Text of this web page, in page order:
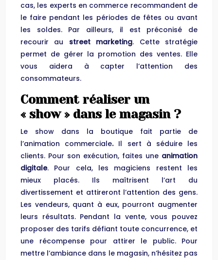
cas, les experts en commerce recommandent de
le faire pendant les périodes de fêtes ou avant
les soldes. Par ailleurs, il est préconisé de
recourir au street marketing. Cette stratégie
permet de gérer la promotion des ventes. Elle
vous aidera à capter l’attention des
consommateurs.
Comment réaliser un
« show » dans le magasin ?
Le show dans la boutique fait partie de
l’animation commerciale. Il sert à séduire les
clients. Pour son exécution, faites une animation
digitale. Pour cela, les magiciens restent les
mieux placés. Ils maîtrisent l’art du
divertissement et attireront l’attention des gens.
Les vendeurs, quant à eux, pourront augmenter
leurs résultats. Pendant la vente, vous pouvez
proposer des tarifs défiant toute concurrence, et
une récompense pour attirer le public. Pour
mettre l’ambiance dans le magasin, n’hésitez pas